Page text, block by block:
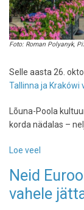
Foto: Roman Polyanyk,
Selle aasta 26.
Tallinna ja Krakówi
Lõuna-Poola
korda nädalas –
Loe veel
Air
hakkab
sügisel
Neid
vahele